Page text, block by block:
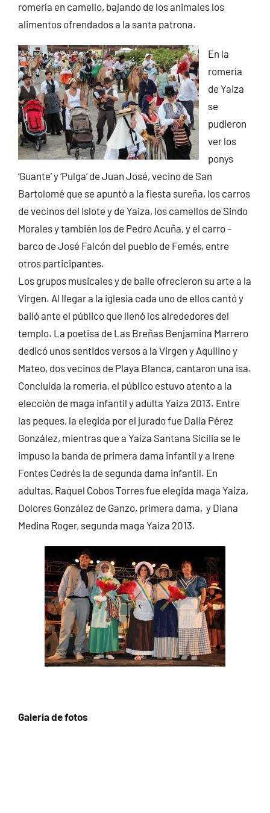
romería en camello, bajando de los animales los
alimentos ofrendados a la santa patrona.
En la
romería
de Yaiza
se
pudieron
ver los
ponys
‘Guante’ y ‘Pulga’ de Juan José, vecino de San
Bartolomé que se apuntó a la fiesta sureña, los carros
de vecinos del Islote y de Yaiza, los camellos de Sindo
Morales y también los de Pedro Acuña, y el carro –
barco de José Falcón del pueblo de Femés, entre
otros participantes.
Los grupos musicales y de baile ofrecieron su arte a la
Virgen. Al llegar a la iglesia cada uno de ellos cantó y
bailó ante el público que llenó los alrededores del
templo. La poetisa de Las Breñas Benjamina Marrero
dedicó unos sentidos versos a la Virgen y Aquilino y
Mateo, dos vecinos de Playa Blanca, cantaron una isa.
Concluida la romería, el público estuvo atento a la
elección de maga infantil y adulta Yaiza 2013. Entre
las peques, la elegida por el jurado fue Dalia Pérez
González, mientras que a Yaiza Santana Sicilia se le
impuso la banda de primera dama infantil y a Irene
Fontes Cedrés la de segunda dama infantil. En
adultas, Raquel Cobos Torres fue elegida maga Yaiza,
Dolores González de Ganzo, primera dama, y Diana
Medina Roger, segunda maga Yaiza 2013.
Galería de fotos